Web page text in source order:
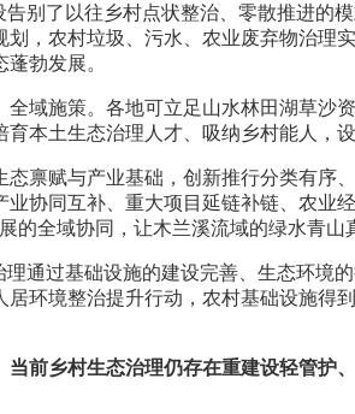
别了以往乡村点状整治、零散推进
，农村垃圾、污水、农业废弃物治
勃发展。
域施策。各地可立足山水林田湖草
本土生态治理人才、吸纳乡村能人，
禀赋与产业基础，创新推行分类有
协同互补、重大项目延链补链、农
的全域协同，让木兰溪流域的绿水青山
通过基础设施的建设完善、生态环境
环境整治提升行动，农村基础设施
前乡村生态治理仍存在重建设轻管